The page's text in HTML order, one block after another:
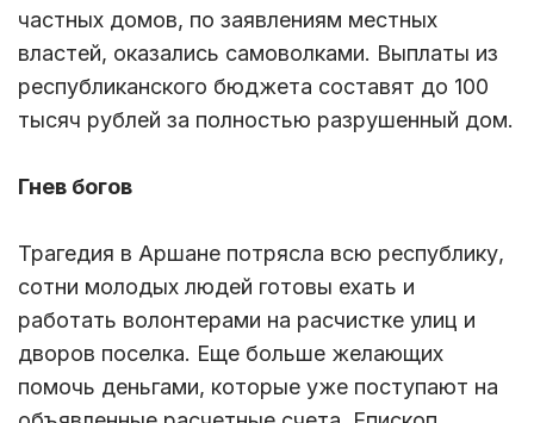
частных домов, по заявлениям местных
властей, оказались самоволками. Выплаты из
республиканского бюджета составят до 100
тысяч рублей за полностью разрушенный дом.
Гнев богов
Трагедия в Аршане потрясла всю республику,
сотни молодых людей готовы ехать и
работать волонтерами на расчистке улиц и
дворов поселка. Еще больше желающих
помочь деньгами, которые уже поступают на